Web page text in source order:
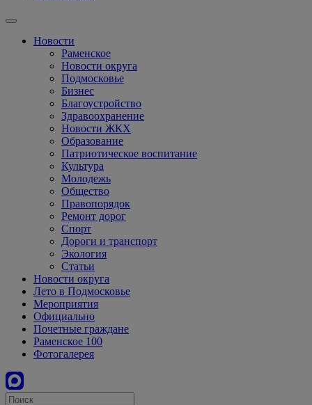
Новости
Раменское
Новости округа
Подмосковье
Бизнес
Благоустройство
Здравоохранение
Новости ЖКХ
Образование
Патриотическое воспитание
Культура
Молодежь
Общество
Правопорядок
Ремонт дорог
Спорт
Дороги и транспорт
Экология
Статьи
Новости округа
Лето в Подмосковье
Мероприятия
Официально
Почетные граждане
Раменское 100
Фотогалерея